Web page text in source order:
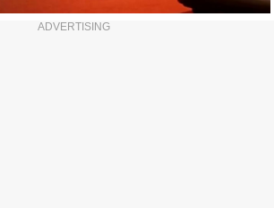
ADVERTISING